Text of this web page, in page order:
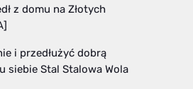
z domu na Złotych
i przedłużyć dobrą
siebie Stal Stalowa Wola